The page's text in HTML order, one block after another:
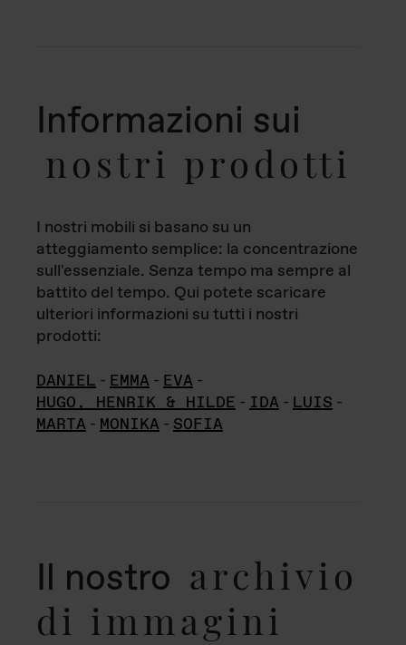
Informazioni sui
nostri prodotti
I nostri mobili si basano su un
atteggiamento semplice: la concentrazione
sull'essenziale. Senza tempo ma sempre al
battito del tempo. Qui potete scaricare
ulteriori informazioni su tutti i nostri
prodotti:
DANIEL - EMMA - EVA -
HUGO, HENRIK & HILDE - IDA - LUIS -
MARTA - MONIKA - SOFIA
Il nostro archivio
di immagini